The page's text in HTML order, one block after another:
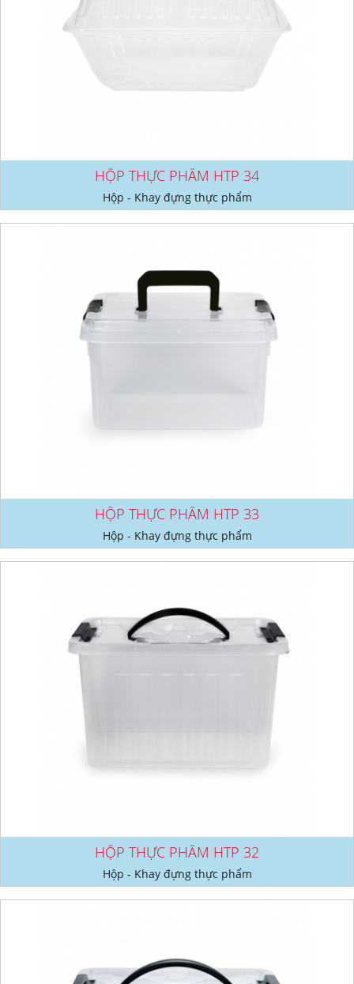
HỘP THỰC PHẨM HTP 34
Hộp - Khay đựng thực phẩm
HỘP THỰC PHẨM HTP 33
Hộp - Khay đựng thực phẩm
HỘP THỰC PHẨM HTP 32
Hộp - Khay đựng thực phẩm